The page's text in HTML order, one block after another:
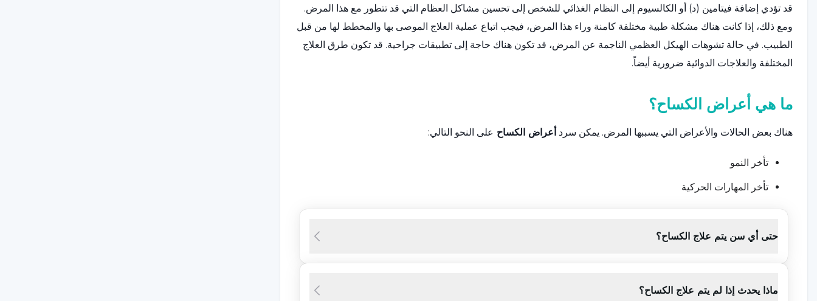
قد تؤدي إضافة فيتامين (د) أو الكالسيوم إلى النظام الغذائي للشخص إلى تحسين مشاكل العظام التي قد تتطور مع هذا المرض.
ومع ذلك، إذا كانت هناك مشكلة طبية مختلفة كامنة وراء هذا المرض، فيجب اتباع عملية العلاج الموصى بها والمخطط لها من قبل
الطبيب. في حالة تشوهات الهيكل العظمي الناجمة عن المرض، قد تكون هناك حاجة إلى تطبيقات جراحية. قد تكون طرق العلاج
المختلفة والعلاجات الدوائية ضرورية أيضاً.
ما هي أعراض الكساح؟
هناك بعض الحالات والأعراض التي يسببها المرض. يمكن سرد أعراض الكساح على النحو التالي:
تأخر النمو
تأخر المهارات الحركية
ضعف ووهن في العضلات
بما أنه يسبب تليين العظام لدى الأطفال، فقد يسبب بعض التشوهات. هذه التشوهات هي كما يلي:
حتى أي سن يتم علاج الكساح؟
ماذا يحدث إذا لم يتم علاج الكساح؟